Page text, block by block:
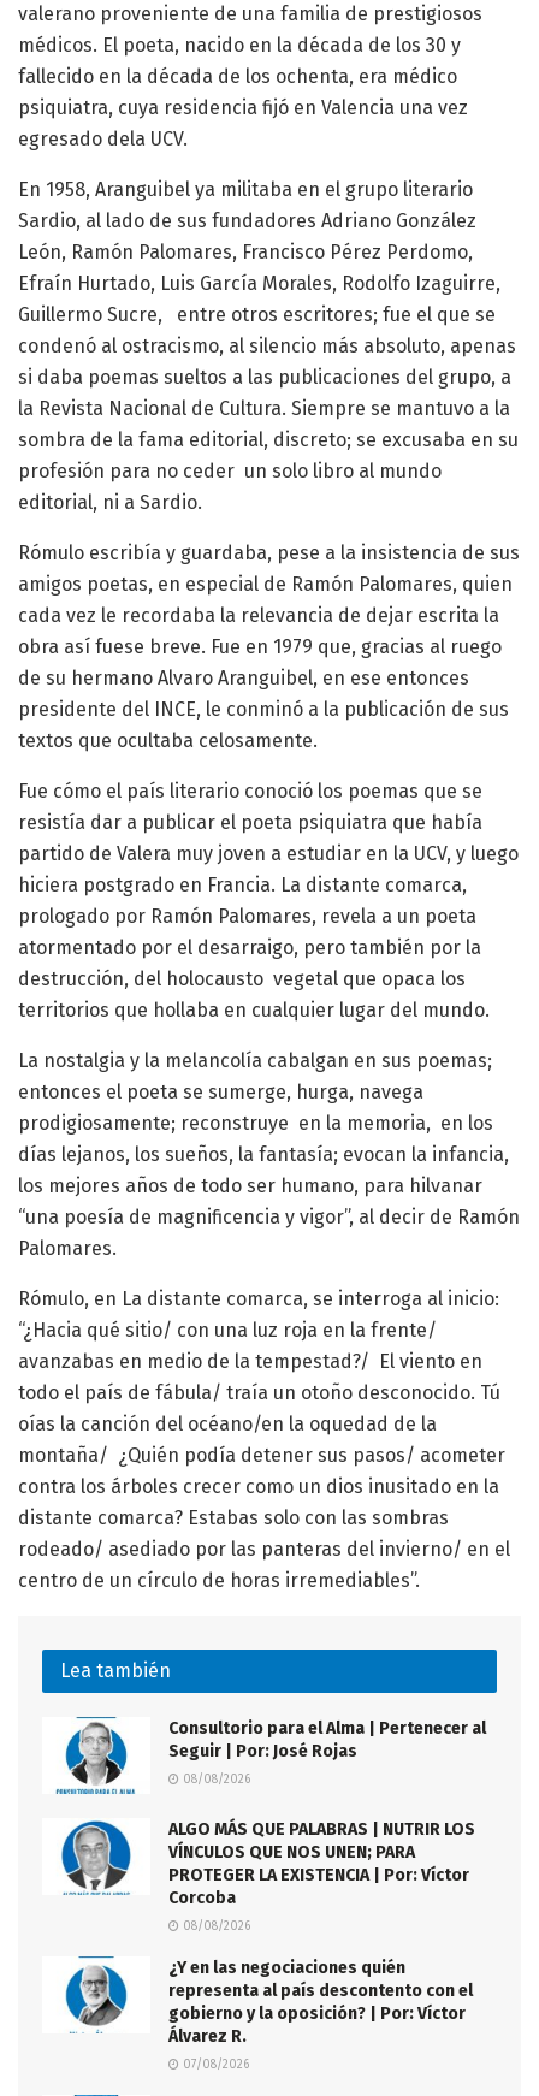
valerano proveniente de una familia de prestigiosos
médicos. El poeta, nacido en la década de los 30 y
fallecido en la década de los ochenta, era médico
psiquiatra, cuya residencia fijó en Valencia una vez
egresado dela UCV.
En 1958, Aranguibel ya militaba en el grupo literario
Sardio, al lado de sus fundadores Adriano González
León, Ramón Palomares, Francisco Pérez Perdomo,
Efraín Hurtado, Luis García Morales, Rodolfo Izaguirre,
Guillermo Sucre, entre otros escritores; fue el que se
condenó al ostracismo, al silencio más absoluto, apenas
si daba poemas sueltos a las publicaciones del grupo, a
la Revista Nacional de Cultura. Siempre se mantuvo a la
sombra de la fama editorial, discreto; se excusaba en su
profesión para no ceder un solo libro al mundo
editorial, ni a Sardio.
Rómulo escribía y guardaba, pese a la insistencia de sus
amigos poetas, en especial de Ramón Palomares, quien
cada vez le recordaba la relevancia de dejar escrita la
obra así fuese breve. Fue en 1979 que, gracias al ruego
de su hermano Alvaro Aranguibel, en ese entonces
presidente del INCE, le conminó a la publicación de sus
textos que ocultaba celosamente.
Fue cómo el país literario conoció los poemas que se
resistía dar a publicar el poeta psiquiatra que había
partido de Valera muy joven a estudiar en la UCV, y luego
hiciera postgrado en Francia. La distante comarca,
prologado por Ramón Palomares, revela a un poeta
atormentado por el desarraigo, pero también por la
destrucción, del holocausto vegetal que opaca los
territorios que hollaba en cualquier lugar del mundo.
La nostalgia y la melancolía cabalgan en sus poemas;
entonces el poeta se sumerge, hurga, navega
prodigiosamente; reconstruye en la memoria, en los
días lejanos, los sueños, la fantasía; evocan la infancia,
los mejores años de todo ser humano, para hilvanar
“una poesía de magnificencia y vigor”, al decir de Ramón
Palomares.
Rómulo, en La distante comarca, se interroga al inicio:
“¿Hacia qué sitio/ con una luz roja en la frente/
avanzabas en medio de la tempestad?/ El viento en
todo el país de fábula/ traía un otoño desconocido. Tú
oías la canción del océano/en la oquedad de la
montaña/ ¿Quién podía detener sus pasos/ acometer
contra los árboles crecer como un dios inusitado en la
distante comarca? Estabas solo con las sombras
rodeado/ asediado por las panteras del invierno/ en el
centro de un círculo de horas irremediables”.
Lea también
Consultorio para el Alma | Pertenecer al
Seguir | Por: José Rojas
08/08/2026
ALGO MÁS QUE PALABRAS | NUTRIR LOS
VÍNCULOS QUE NOS UNEN; PARA
PROTEGER LA EXISTENCIA | Por: Víctor
Corcoba
08/08/2026
¿Y en las negociaciones quién
representa al país descontento con el
gobierno y la oposición? | Por: Víctor
Álvarez R.
07/08/2026